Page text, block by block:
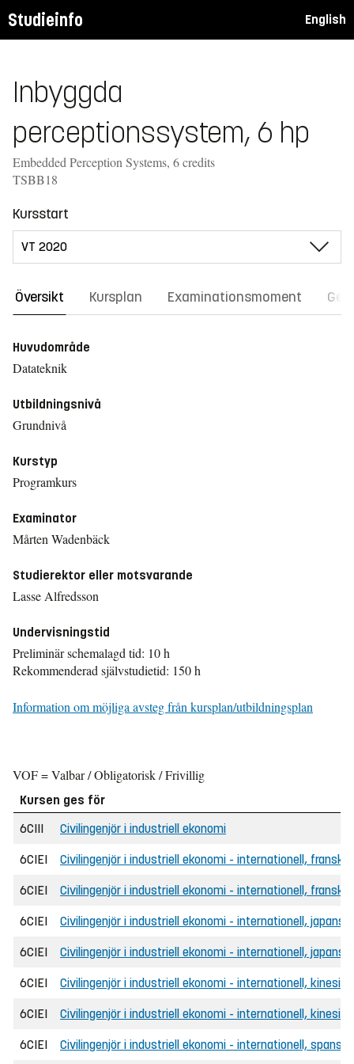
Studieinfo English
Inbyggda
perceptionssystem, 6 hp
Embedded Perception Systems, 6 credits
TSBB18
Kursstart
Översikt Kursplan Examinationsmoment
Huvudområde
Datateknik
Utbildningsnivå
Grundnivå
Kurstyp
Programkurs
Examinator
Mårten Wadenbäck
Studierektor eller motsvarande
Lasse Alfredsson
Undervisningstid
Preliminär schemalagd tid: 10 h
Rekommenderad självstudietid: 150 h
Information om möjliga avsteg från kursplan/utbildningsplan
VOF = Valbar / Obligatorisk / Frivillig
Kursen ges för
6CIII
Civilingenjör i industriell ekonomi
6CIEI Civilingenjör i industriell ekonomi - internationell, franska
6CIEI Civilingenjör i industriell ekonomi - internationell,
6CIEI Civilingenjör i industriell ekonomi - internationell,
6CIEI Civilingenjör i industriell ekonomi - internationell,
6CIEI Civilingenjör i industriell ekonomi - internationell,
6CIEI Civilingenjör i industriell ekonomi - internationell,
6CIEI Civilingenjör i industriell ekonomi - internationell, spanska